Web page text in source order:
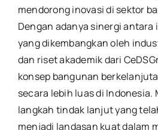
mendorong inovasi di sektor
Dengan adanya sinergi antara
yang dikembangkan oleh
dan riset akademik dari
konsep bangunan
secara lebih luas di Indonesia.
langkah tindak lanjut yang
menjadi landasan kuat dalam